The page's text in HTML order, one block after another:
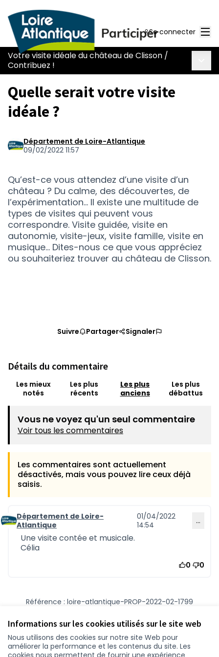
Informations sur les cookies utilisés sur le site web
Nous utilisons des cookies sur notre site Web pour
améliorer la performance et les contenus du site. Les
cookies nous permettent de fournir une expérience
Se connecter
Votre visite idéale du château de Clisson /
Contribuez !
Quelle serait votre visite
idéale ?
Département de Loire-Atlantique
09/02/2022 11:57
Qu’est-ce vous attendez d’une visite d’un
château ? Du calme, des découvertes, de
l’expérimentation... Il existe une multitude de
types de visites qui peuvent vous
correspondre. Visite guidée, visite en
autonomie, visite-jeux, visite famille, visite en
musique… Dites-nous ce que vous appréciez
ou souhaiteriez trouver au château de Clisson.
Suivre Partager Signaler
Détails du commentaire
Les mieux
notés
Les plus
récents
Les plus
anciens
Les plus
débattus
Vous ne voyez qu'un seul commentaire
Voir tous les commentaires
Les commentaires sont actuellement
désactivés, mais vous pouvez lire ceux déjà
saisis.
Commentaire 1236
Département de Loire-
Atlantique
01/04/2022
14:54
…
Une visite contée et musicale.
Célia
0 0
Référence : loire-atlantique-PROP-2022-02-1799
Vérifiez l'empreinte numérique
Conditions d'utilisation